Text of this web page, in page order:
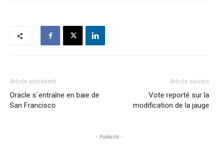
Article précédent
Oracle s´entraîne en baie de
San Francisco
Article suivant
Vote reporté sur la
modification de la jauge
- Publicité -